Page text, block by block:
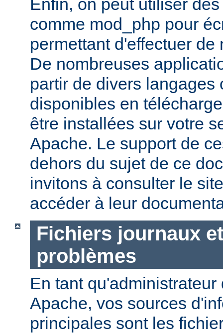
Enfin, on peut utiliser
comme mod_php pour
permettant d'effectuer
De nombreuses
partir de divers langages
disponibles en
être installées sur votre
Apache. Le support de
dehors du sujet de ce
invitons à consulter le
accéder à leur
Fichiers journaux
problèmes
En tant
Apache, vos sources
principales sont les